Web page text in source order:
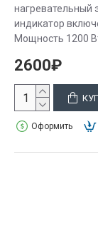
нагревательный
индикатор
Мощность 1200 Вт
2600₽
Оформить